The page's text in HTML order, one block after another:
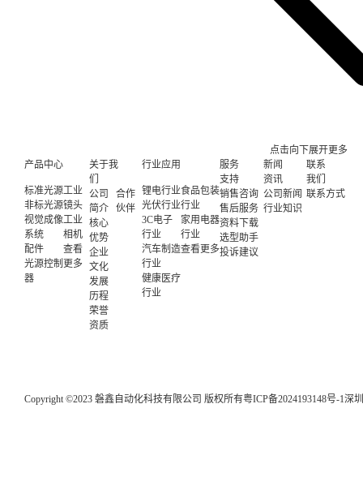
点击向下展开更多
产品中心
标准光源
非标光源
视觉成像
系统
配件
光源控制
器
工业
镜头
工业
相机
查看
更多
关于我
们
公司
简介
核心
优势
企业
文化
发展
历程
荣誉
资质
合作
伙伴
行业应用
锂电行业
光伏行业
3C电子
行业
汽车制造
行业
健康医疗
行业
食品包装
行业
家用电器
行业
查看更多
服务
支持
销售咨询
售后服务
资料下载
选型助手
投诉建议
新闻
资讯
公司新闻
行业知识
联系
我们
联系方式
Copyright ©2023 磐鑫自动化科技有限公司 版权所有粤ICP备2024193148号-1深